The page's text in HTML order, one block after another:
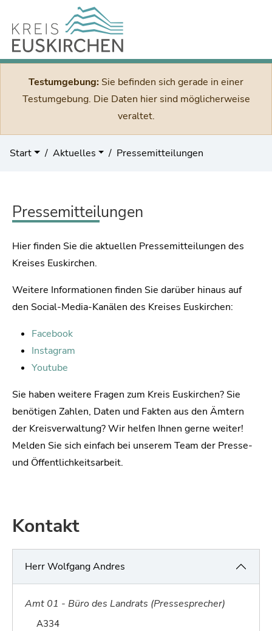
Testumgebung: Sie befinden sich gerade in einer
Testumgebung. Die Daten hier sind möglicherweise
veraltet.
Start Aktuelles Pressemitteilungen
Pressemitteilungen
Hier finden Sie die aktuellen Pressemitteilungen des
Kreises Euskirchen.
Weitere Informationen finden Sie darüber hinaus auf
den Social-Media-Kanälen des Kreises Euskirchen:
Facebook
Instagram
Youtube
Sie haben weitere Fragen zum Kreis Euskirchen? Sie
benötigen Zahlen, Daten und Fakten aus den Ämtern
der Kreisverwaltung? Wir helfen Ihnen gerne weiter!
Melden Sie sich einfach bei unserem Team der Presse-
und Öffentlichkeitsarbeit.
Kontakt
Herr Wolfgang Andres
Amt 01 - Büro des Landrats (Pressesprecher)
A334Raum von Wolfgang Andres: